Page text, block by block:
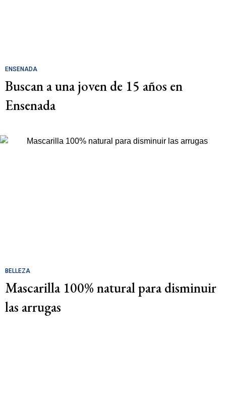
ENSENADA
Buscan a una joven de 15 años en
Ensenada
BELLEZA
Mascarilla 100% natural para disminuir
las arrugas